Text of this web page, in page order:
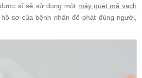
sĩ sẽ sử dụng một máy quét mã vạch
sơ của bệnh nhân để phát đúng người,